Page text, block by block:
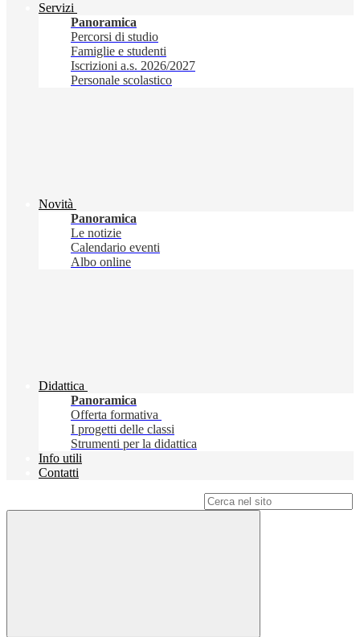
Servizi
Panoramica
Percorsi di studio
Famiglie e studenti
Iscrizioni a.s. 2026/2027
Personale scolastico
Novità
Panoramica
Le notizie
Calendario eventi
Albo online
Didattica
Panoramica
Offerta formativa
I progetti delle classi
Strumenti per la didattica
Info utili
Contatti